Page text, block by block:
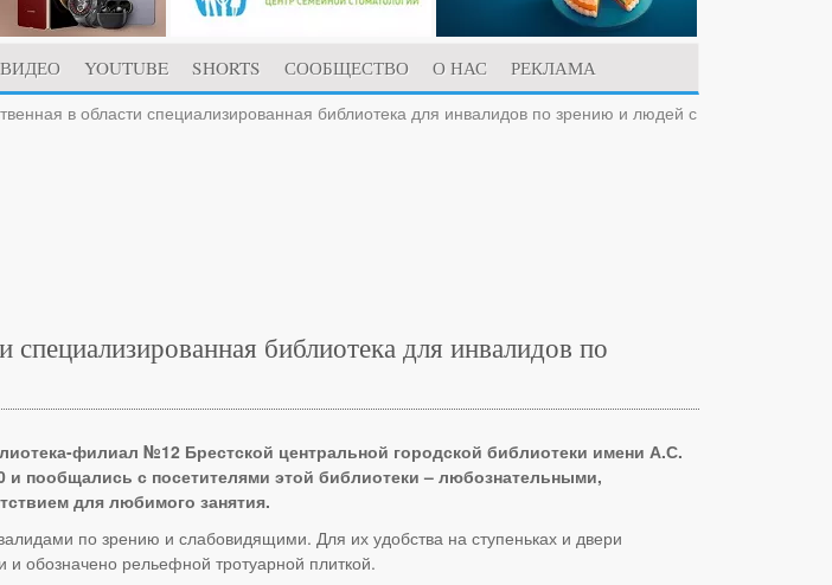
ВИДЕО YOUTUBE SHORTS СООБЩЕСТВО О НАС
РЕКЛАМА
в области специализированная библиотека для инвалидов по зрению и людей с
специализированная библиотека для инвалидов по
филиал №12 Брестской центральной городской библиотеки имени А.С.
и пообщались с посетителями этой библиотеки – любознательными,
для любимого занятия.
по зрению и слабовидящими. Для их удобства на ступеньках и двери
обозначено рельефной тротуарной плиткой.